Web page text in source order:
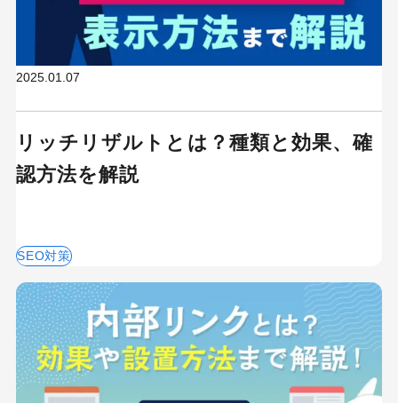
MEO
Shopify SNS広告
TikTok
TikTok運用代行Tips
Webサイトリニューアル
インフルエンサーマーケTips
オウンドメディア
メルマガ
リンクビルディング
採用サイト
調査レポート
2025.01.07
リッチリザルトとは？種類と効果、確
認方法を解説
SEO対策